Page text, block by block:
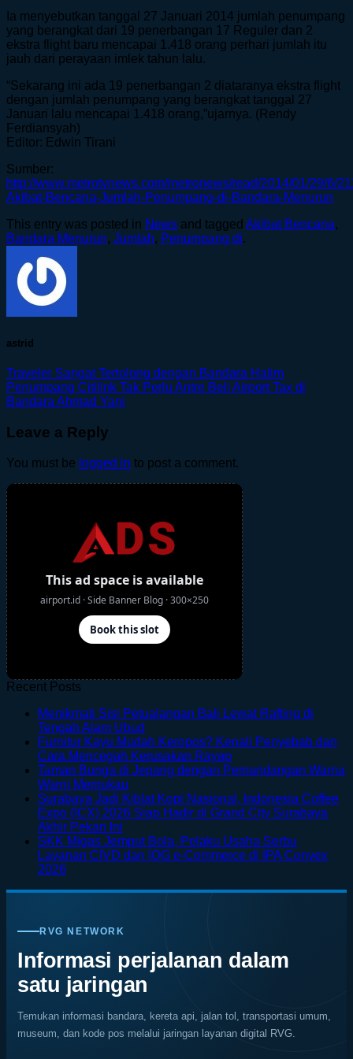
Ia menyebutkan tanggal 27 Januari 2014 jumlah penumpang
yang berangkat dari 19 penerbangan 17 Reguler dan 2
ekstra flight baru mencapai 1.418 orang perhari jumlah itu
jauh dari perayaan imlek tahun lalu.
“Sekarang ini ada 19 penerbangan 2 diataranya ekstra flight
dengan jumlah penumpang yang berangkat tanggal 27
Januari lalu mencapai 1.418 orang,”ujarnya. (Rendy
Ferdiansyah)
Editor: Edwin Tirani
Sumber:
http://www.metrotvnews.com/metronews/read/2014/01/29/6/
Akibat-Bencana-Jumlah-Penumpang-di-Bandara-Menurun
This entry was posted in News and tagged Akibat Bencana,
Bandara Menurun, Jumlah, Penumpang di.
astrid
Traveler Sangat Tertolong dengan Bandara Halim
Penumpang Citilink Tak Perlu Antre Beli Airport Tax di
Bandara Ahmad Yani
Leave a Reply
You must be logged in to post a comment.
Recent Posts
Menikmati Sisi Petualangan Bali Lewat Rafting di
Tengah Alam Ubud
Comments
on
Menikmati
Petualangan
Bali
Rafting
di
Ubud
Furnitur Kayu Mudah Keropos? Kenali Penyebab dan
Cara Mencegah Kerusakan RayapNo
Comments
Furnitur
Kayu
Keropos?
Kenali
Cara
Taman Bunga di Jepang dengan Pemandangan Warna
Warni Memukau
Comments
on
Bunga
di
Pemandangan
Surabaya Jadi Kiblat Kopi Nasional, Indonesia Coffee
Expo (ICX) 2026 Siap Hadir di Grand City Surabaya
Akhir Pekan Ini
Comments
on
Kiblat
Nasional,
Indonesia
Coffee
Expo
(ICX)
2026
Siap
Hadir
di
SKK Migas Jemput Bola, Pelaku Usaha Serbu
Layanan CIVD dan IOG e-Commerce di IPA Convex
2026No
on
Migas
Jemput
Bola,
Pelaku
Usaha
Serbu
Layanan
CIVD
dan
RVG NETWORK
Informasi perjalanan dalam
satu jaringan
Temukan informasi bandara, kereta api, jalan tol, transportasi umum,
museum, dan kode pos melalui jaringan layanan digital RVG.